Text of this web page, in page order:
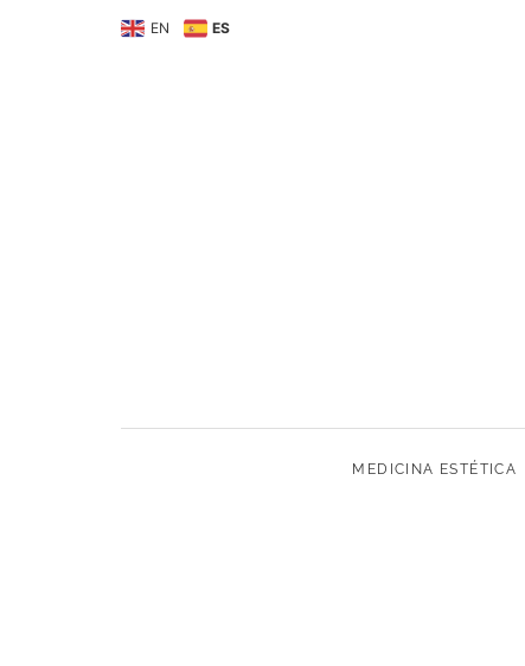
EN ES
MEDICINA ESTÉTICA